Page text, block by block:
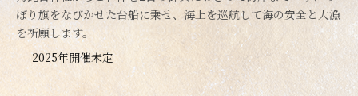
ぼり旗をなびかせた台船に乗せ、海上を巡航して海の安全と大漁
を祈願します。
2025年開催未定